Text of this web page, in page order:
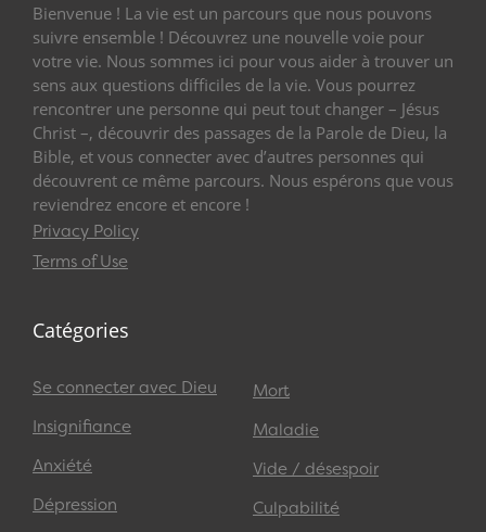
Bienvenue ! La vie est un parcours que nous pouvons
suivre ensemble ! Découvrez une nouvelle voie pour
votre vie. Nous sommes ici pour vous aider à trouver un
sens aux questions difficiles de la vie. Vous pourrez
rencontrer une personne qui peut tout changer – Jésus
Christ –, découvrir des passages de la Parole de Dieu, la
Bible, et vous connecter avec d’autres personnes qui
découvrent ce même parcours. Nous espérons que vous
reviendrez encore et encore !
Privacy Policy
Terms of Use
Catégories
Se connecter avec Dieu
Insignifiance
Anxiété
Dépression
Mort
Maladie
Vide / désespoir
Culpabilité